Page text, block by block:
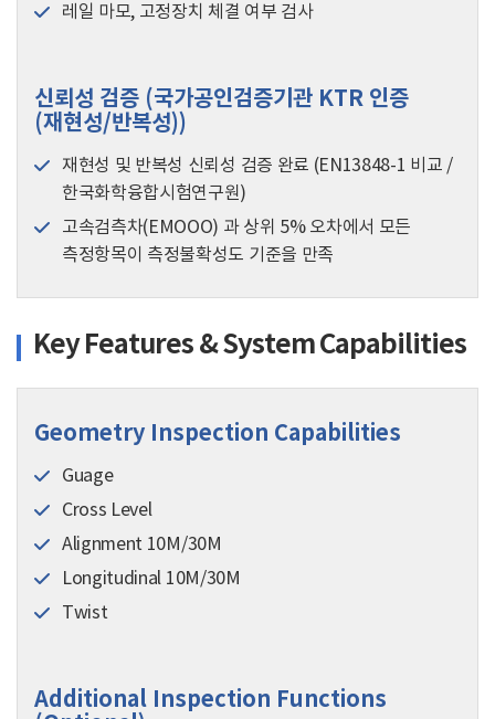
레일 마모, 고정장치 체결 여부 검사
신뢰성 검증 (국가공인검증기관 KTR 인증
(재현성/반복성))
재현성 및 반복성 신뢰성 검증 완료 (EN13848-1 비교 /
한국화학융합시험연구원)
고속검측차(EMOOO) 과 상위 5% 오차에서 모든
측정항목이 측정불확성도 기준을 만족
Key Features & System Capabilities
Geometry Inspection Capabilities
Guage
Cross Level
Alignment 10M/30M
Longitudinal 10M/30M
Twist
Additional Inspection Functions